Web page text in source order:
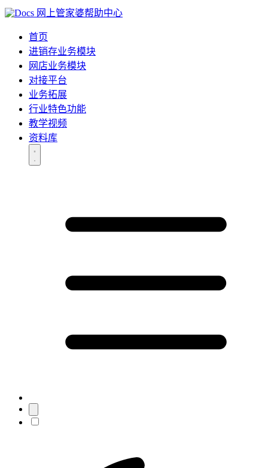
网上管家婆帮助中心
首页
进销存业务模块
网店业务模块
对接平台
业务拓展
行业特色功能
教学视频
资料库